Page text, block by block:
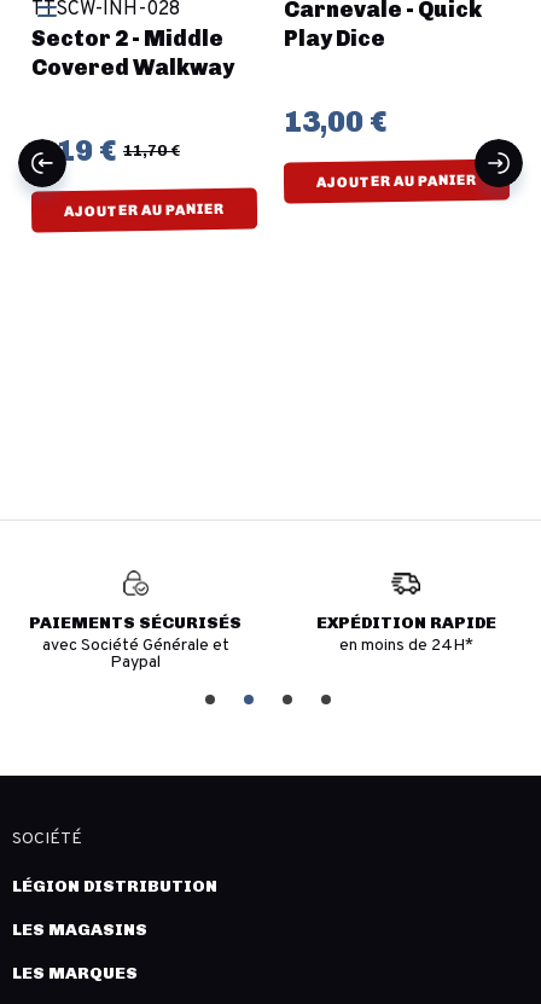
Sector 2 - Middle
Covered Walkway
8,19 € 11,70 €
AJOUTER AU PANIER
Carnevale - Quick
Play Dice
13,00 €
AJOUTER AU PANIER
PAIEMENTS SÉCURISÉS
avec Société Générale et
Paypal
EXPÉDITION RAPIDE
en moins de 24H*
SOCIÉTÉ
LÉGION DISTRIBUTION
LES MAGASINS
LES MARQUES